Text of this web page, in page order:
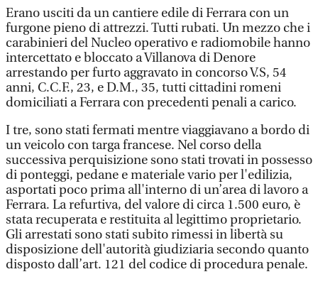
Erano usciti da un cantiere edile di Ferrara con un
furgone pieno di attrezzi. Tutti rubati. Un mezzo che i
carabinieri del Nucleo operativo e radiomobile hanno
intercettato e bloccato a Villanova di Denore
arrestando per furto aggravato in concorso V.S, 54
anni, C.C.F., 23, e D.M., 35, tutti cittadini romeni
domiciliati a Ferrara con precedenti penali a carico.
I tre, sono stati fermati mentre viaggiavano a bordo di
un veicolo con targa francese. Nel corso della
successiva perquisizione sono stati trovati in possesso
di ponteggi, pedane e materiale vario per l'edilizia,
asportati poco prima all'interno di un’area di lavoro a
Ferrara. La refurtiva, del valore di circa 1.500 euro, è
stata recuperata e restituita al legittimo proprietario.
Gli arrestati sono stati subito rimessi in libertà su
disposizione dell'autorità giudiziaria secondo quanto
disposto dall’art. 121 del codice di procedura penale.